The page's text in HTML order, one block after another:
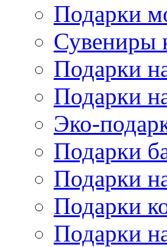
Подарки
Сувениры
Подарки
Подарки
Эко-
Подарки
Подарки
Подарки
Подарки